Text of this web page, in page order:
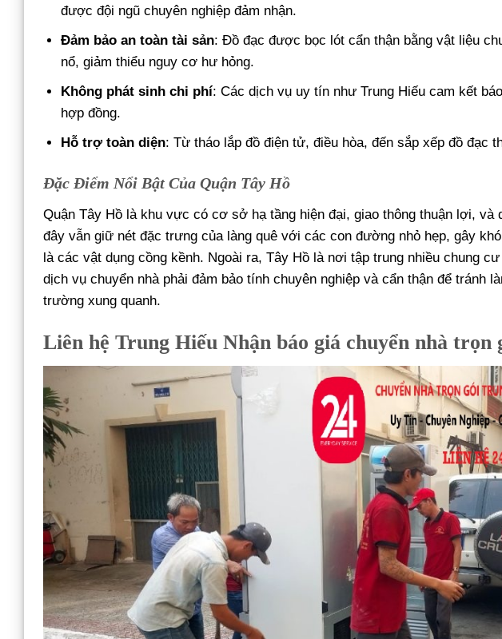
được đội ngũ chuyên nghiệp đảm nhận.
Đảm bảo an toàn tài sản: Đồ đạc được bọc lót cẩn thận bằng vật liệu
nổ, giảm thiểu nguy cơ hư hỏng.
Không phát sinh chi phí: Các dịch vụ uy tín như Trung Hiếu cam kết
hợp đồng.
Hỗ trợ toàn diện: Từ tháo lắp đồ điện tử, điều hòa, đến sắp xếp đồ đạc
Đặc Điểm Nổi Bật Của Quận Tây Hồ
Quận Tây Hồ là khu vực có cơ sở hạ tầng hiện đại, giao thông thuận lợi,
đây vẫn giữ nét đặc trưng của làng quê với các con đường nhỏ hẹp, gây
là các vật dụng cồng kềnh. Ngoài ra, Tây Hồ là nơi tập trung nhiều chung
dịch vụ chuyển nhà phải đảm bảo tính chuyên nghiệp và cẩn thận để tránh
trường xung quanh.
Liên hệ Trung Hiếu Nhận báo giá chuyển nhà